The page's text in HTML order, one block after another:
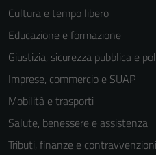
Cultura e tempo libero
Educazione e formazione
Giustizia, sicurezza pubblica e
Imprese, commercio e SUAP
Mobilità e trasporti
Salute, benessere e assistenza
Tributi, finanze e contravvenzioni